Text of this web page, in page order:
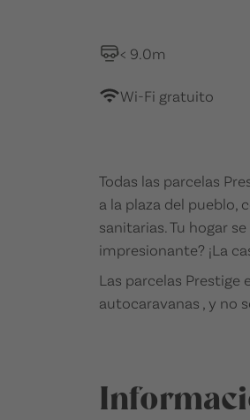
< 9.0m
Wi-Fi gratuito
Todas las parcelas
a la plaza del pueblo,
sanitarias. Tu hogar
impresionante? ¡La
Las parcelas
autocaravanas , y no